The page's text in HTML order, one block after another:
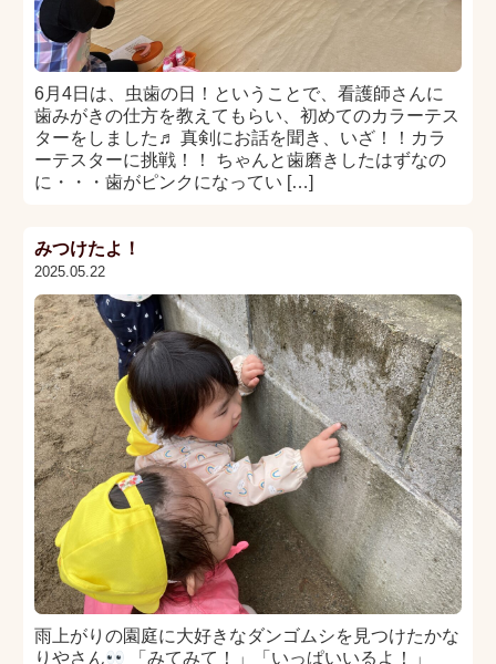
6月4日は、虫歯の日！ということで、看護師さんに
歯みがきの仕方を教えてもらい、初めてのカラーテス
ターをしました♬ 真剣にお話を聞き、いざ！！カラ
ーテスターに挑戦！！ ちゃんと歯磨きしたはずなの
に・・・歯がピンクになってい […]
みつけたよ！
2025.05.22
雨上がりの園庭に大好きなダンゴムシを見つけたかな
りやさん
「みてみて！」「いっぱいいるよ！」